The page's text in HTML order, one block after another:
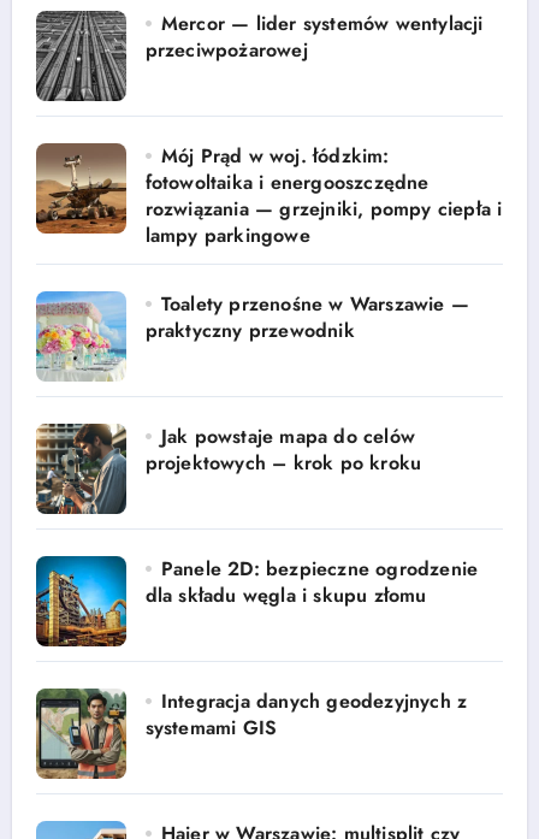
Mercor — lider systemów wentylacji
przeciwpożarowej
Mój Prąd w woj. łódzkim:
fotowoltaika i energooszczędne
rozwiązania — grzejniki, pompy ciepła i
lampy parkingowe
Toalety przenośne w Warszawie —
praktyczny przewodnik
Jak powstaje mapa do celów
projektowych – krok po kroku
Panele 2D: bezpieczne ogrodzenie
dla składu węgla i skupu złomu
Integracja danych geodezyjnych z
systemami GIS